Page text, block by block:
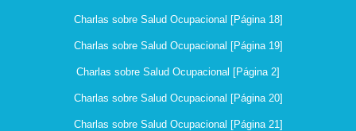
Charlas sobre Salud Ocupacional [Página 18]
Charlas sobre Salud Ocupacional [Página 19]
Charlas sobre Salud Ocupacional [Página 2]
Charlas sobre Salud Ocupacional [Página 20]
Charlas sobre Salud Ocupacional [Página 21]